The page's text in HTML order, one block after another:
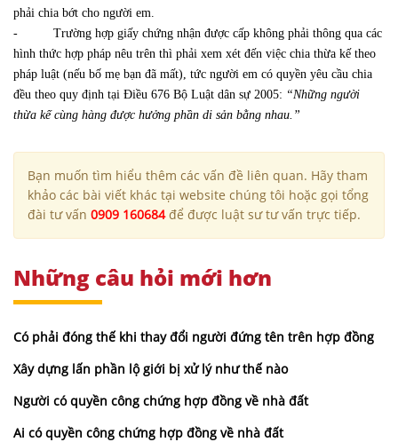
phải chia bớt cho người em.
- Trường hợp giấy chứng nhận được cấp không phải thông qua các
hình thức hợp pháp nêu trên thì phải xem xét đến việc chia thừa kế theo
pháp luật (nếu bố mẹ bạn đã mất), tức người em có quyền yêu cầu chia
đều theo quy định tại Điều 676 Bộ Luật dân sự 2005: “Những người
thừa kế cùng hàng được hưởng phần di sản bằng nhau.”
Bạn muốn tìm hiểu thêm các vấn đề liên quan. Hãy tham
khảo các bài viết khác tại website chúng tôi hoặc gọi tổng
đài tư vấn 0909 160684để được luật sư tư vấn trực tiếp.
Những câu hỏi mới hơn
Có phải đóng thế khi thay đổi người đứng tên trên hợp đồng
Xây dựng lấn phần lộ giới bị xử lý như thế nào
Người có quyền công chứng hợp đồng về nhà đất
Ai có quyền công chứng hợp đồng về nhà đất